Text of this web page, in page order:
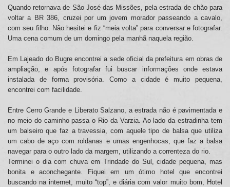
Quando retornava de São José das Missões, pela estrada de chão para
voltar a BR 386, cruzei por um jovem morador passeando a cavalo,
com seu filho. Não hesitei e fiz “meia volta” para conversar e fotografar.
Uma cena comum de um domingo pela manhã naquela região.
Em Lajeado do Bugre encontrei a sede oficial da prefeitura em obras de
ampliação, e após fotografar fui buscar informações onde estava
instalada de forma provisória. Como a cidade é muito pequena,
encontrei com facilidade.
Entre Cerro Grande e Liberato Salzano, a estrada não é pavimentada e
no meio do caminho passa o Rio da Varzia. Ao lado da estradinha tem
um balseiro que faz a travessia, com aquele tipo de balsa que utiliza
um cabo de aço com roldanas e umas engenhocas, que faz a balsa
navegar para o outro lado da margem, utilizando a correnteza do rio.
Terminei o dia com chuva em Trindade do Sul, cidade pequena, mas
bonita e aconchegante. Fiquei em um ótimo hotel que encontrei
buscando na internet, muito “top”, e diária com valor muito bom, Hotel